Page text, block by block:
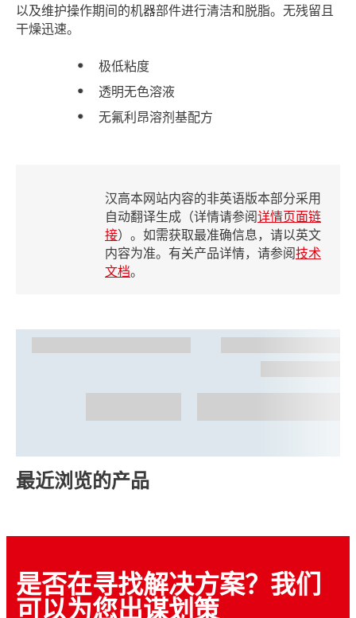
以及维护操作期间的机器部件进行清洁和脱脂。无残留且
干燥迅速。
极低粘度
透明无色溶液
无氟利昂溶剂基配方
汉高本网站内容的非英语版本部分采用
自动翻译生成（详情请参阅详情页面链
接）。如需获取最准确信息，请以英文
内容为准。有关产品详情，请参阅技术
文档。
最近浏览的产品
是否在寻找解决方案？我们
可以为您出谋划策